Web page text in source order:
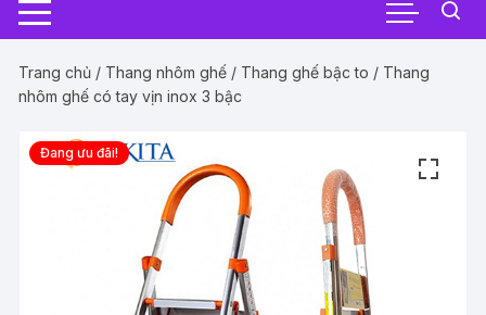
Trang chủ / Thang nhôm ghế / Thang ghế bậc to / Thang
nhôm ghế có tay vịn inox 3 bậc
Đang ưu đãi!